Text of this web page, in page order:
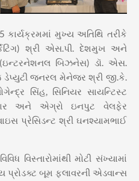
મુખ્ય અતિથિ તરીકે
શ્રી એસ.પી. દેશમુખ અને
(ઇન્ટરનેશનલ બિઝનેસ) ડૉ. એસ.
ડેપ્યુટી જનરલ મેનેજર શ્રી જી.કે.
સિંહ, સિનિયર સાયન્ટિસ્ટ
અને એગ્રો ઇનપુટ વેલફેર
પ્રેસિડન્ટ શ્રી ઘનશ્યામભાઈ
વિસ્તારોમાંથી મોટી સંખ્યામાં
પ્રોડક્ટ બૂમ ફ્લાવરની એડવાન્સ